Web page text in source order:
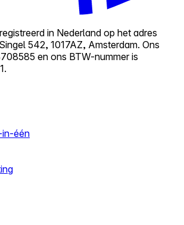
in Nederland op het adres
542, 1017AZ, Amsterdam. Ons
en ons BTW-nummer is
één